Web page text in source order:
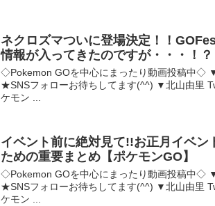
ネクロズマついに登場決定！！
情報が入ってきたのですが・・・！？
◇Pokemon GOを中心にまったり動画投稿中◇
★SNSフォローお待ちしてます(^^) ▼北山由里
ケモン ...
イベント前に絶対見て!!お正月イベン
ための重要まとめ【ポケモンGO】
◇Pokemon GOを中心にまったり動画投稿中◇
★SNSフォローお待ちしてます(^^) ▼北山由里
ケモン ...